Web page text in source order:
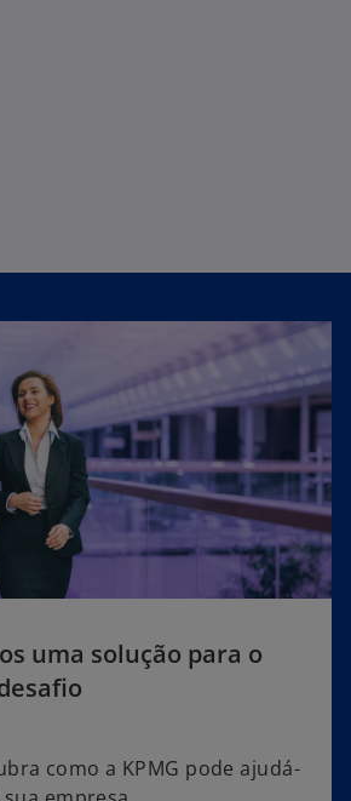
uma solução para o
como a KPMG pode ajudá-